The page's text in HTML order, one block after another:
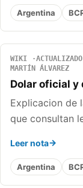
Argentina
WIKI
MARTÍN ÁLVAREZ
Dolar oficial y
Explicacion de
que consultan
Leer nota
Argentina